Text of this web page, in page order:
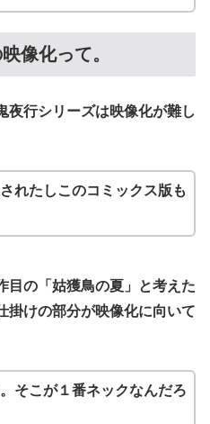
像化って。
夜行シリーズは映像化が難し
れたしこのコミックス版も
目の「姑獲鳥の夏」と考えた
掛けの部分が映像化に向いて
そこが１番ネックなんだろ